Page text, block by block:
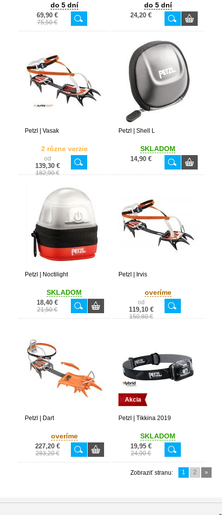
do 5 dní
69,90 €
75,50 €
do 5 dní
24,20 €
Petzl | Vasak
2 rôzne verzie
od
139,30 €
182,90 €
Petzl | Shell L
SKLADOM
14,90 €
Petzl | Noctilight
SKLADOM
18,40 €
21,50 €
Petzl | Irvis
overíme
od
119,10 €
150,80 €
Petzl | Dart
overíme
227,20 €
283,20 €
Akcia
Petzl | Tikkina 2019
SKLADOM
19,95 €
24,90 €
Zobraziť stranu: 1 2 »